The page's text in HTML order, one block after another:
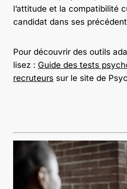
l’attitude et la compatibilité
candidat dans ses
Pour découvrir des outils
lisez : Guide des tests
recruteurs sur le site de